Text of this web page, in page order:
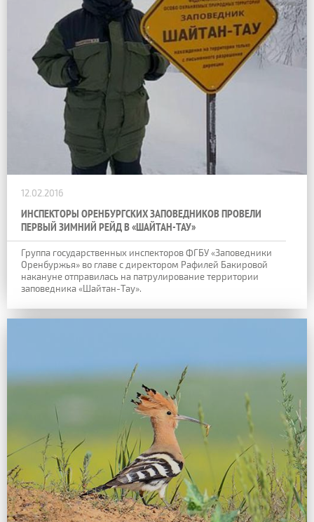
12.02.2016
ИНСПЕКТОРЫ ОРЕНБУРГСКИХ ЗАПОВЕДНИКОВ ПРОВЕЛИ
ПЕРВЫЙ ЗИМНИЙ РЕЙД В «ШАЙТАН-ТАУ»
Группа государственных инспекторов ФГБУ «Заповедники
Оренбуржья» во главе с директором Рафилей Бакировой
накануне отправилась на патрулирование территории
заповедника «Шайтан-Тау».